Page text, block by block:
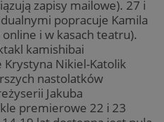
zapisy mailowe). 27 i
popracuje Kamila
i w kasach teatru).
kamishibai
Krystyna Nikiel-Katolik
nastolatków
Jakuba
premierowe 22 i 23